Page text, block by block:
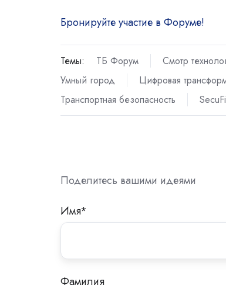
Бронируйте участие в Форуме!
Темы: ТБ Форум Смотр
Умный город
Цифровая
Транспортная безопасность
Поделитесь вашими идеями
Имя*
Фамилия